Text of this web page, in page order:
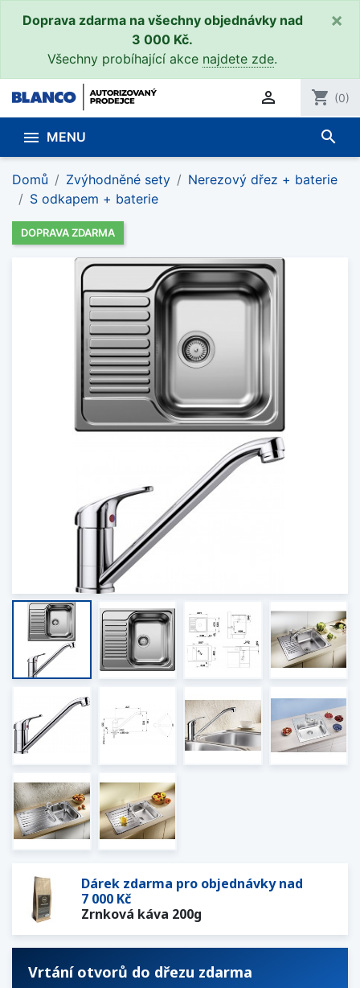
Doprava zdarma na všechny objednávky nad
3 000 Kč.
Všechny probíhající akce najdete zde.
×
 shopping_cart (0)
 MENU search
Domů Zvýhodněné sety
Nerezový dřez + baterie
S odkapem + baterie
DOPRAVA ZDARMA
Dárek zdarma pro objednávky nad
7 000 Kč
Zrnková káva 200g
Vrtání otvorů do dřezu zdarma